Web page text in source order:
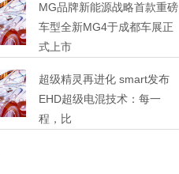
MG品牌新能源战略首款重磅
车型全新MG4于成都车展正
式上市
超级精灵再进化 smart发布
EHD超级电混技术：每一
程，比